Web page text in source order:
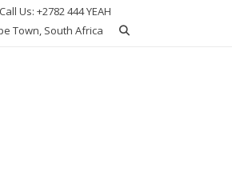
Call Us: +2782 444 YEAH
Town, South Africa